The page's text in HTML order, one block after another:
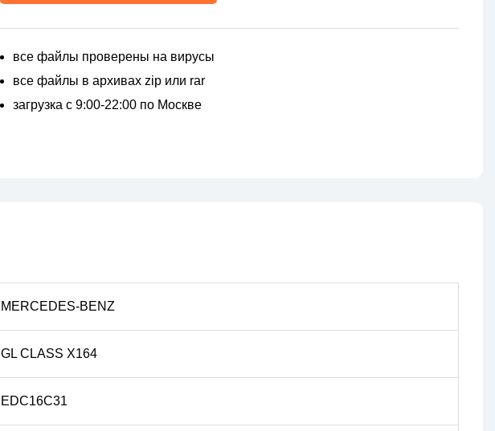
все файлы проверены на вирусы
все файлы в архивах zip или rar
загрузка с 9:00-22:00 по Москве
MERCEDES-BENZ
GL CLASS X164
EDC16C31